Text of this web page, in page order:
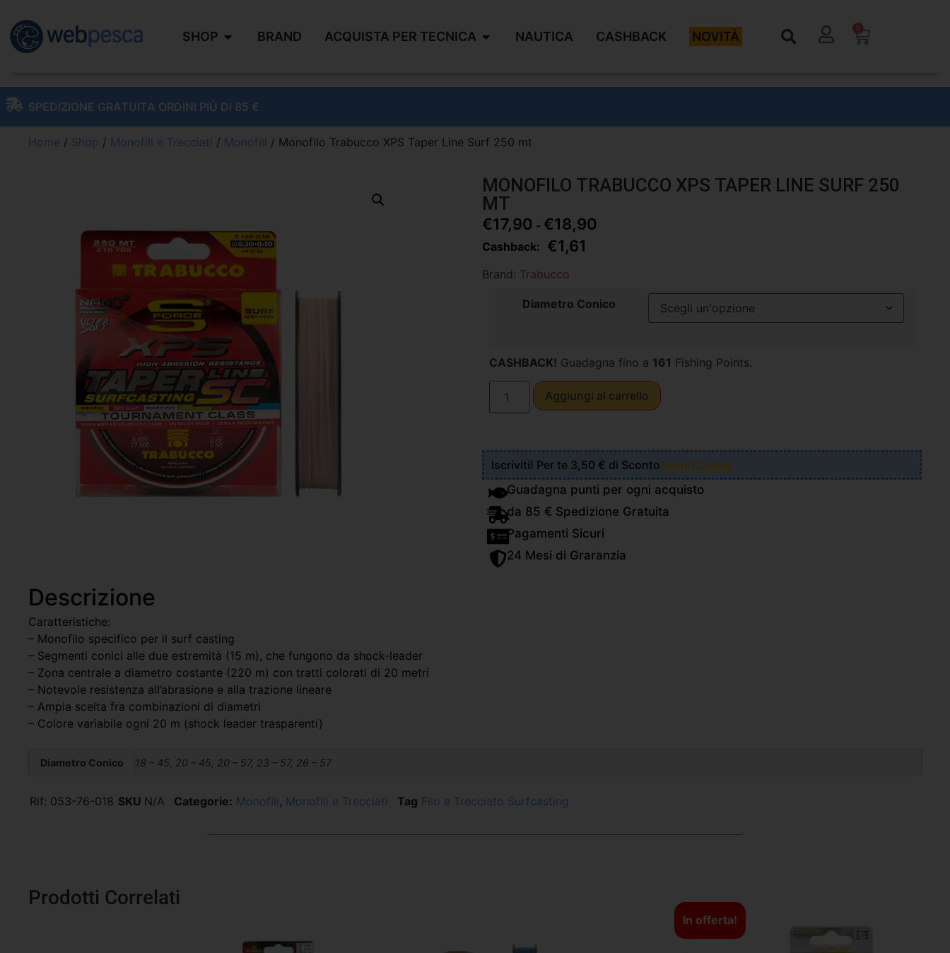
SHOP BRAND ACQUISTA PER TECNICA NAUTICA CASHBACK NOVITÀ
0
SPEDIZIONE GRATUITA ORDINI PIÙ DI 85 €
Home / Shop / Monofili e Trecciati / Monofili / Monofilo Trabucco XPS Taper Line Surf 250 mt
MONOFILO TRABUCCO XPS TAPER LINE SURF 250
MT
€17,90 - €18,90
Cashback: €1,61
Brand: Trabucco
Diametro Conico
CASHBACK! Guadagna fino a 161 Fishing Points.
Aggiungi al carrello
Iscriviti! Per te 3,50 € di ScontoScopri Come!
Guadagna punti per ogni acquisto
da 85 € Spedizione Gratuita
Pagamenti Sicuri
24 Mesi di Graranzia
Descrizione
Caratteristiche:
– Monofilo specifico per il surf casting
– Segmenti conici alle due estremità (15 m), che fungono da shock-leader
– Zona centrale a diametro costante (220 m) con tratti colorati di 20 metri
– Notevole resistenza all’abrasione e alla trazione lineare
– Ampia scelta fra combinazioni di diametri
– Colore variabile ogni 20 m (shock leader trasparenti)
Diametro Conico 18 – 45, 20 – 45, 20 – 57, 23 – 57, 26 – 57
Rif: 053-76-018 SKU N/A Categorie: Monofili , Monofili e Trecciati Tag Filo e Trecciato Surfcasting
Prodotti Correlati
In offerta!